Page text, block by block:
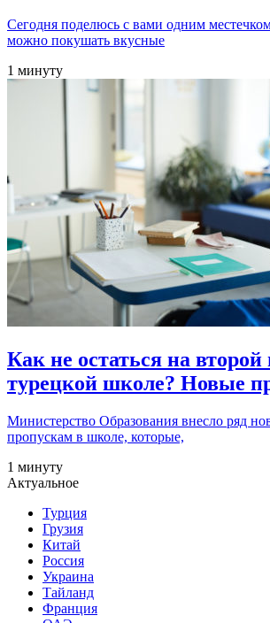
Сегодня поделюсь с вами одним
можно покушать вкусные
1 минуту
Как не остаться на второй
турецкой школе? Новые
Министерство Образования внесло ряд
пропускам в школе, которые,
1 минуту
Актуальное
Турция
Грузия
Китай
Россия
Украина
Тайланд
Франция